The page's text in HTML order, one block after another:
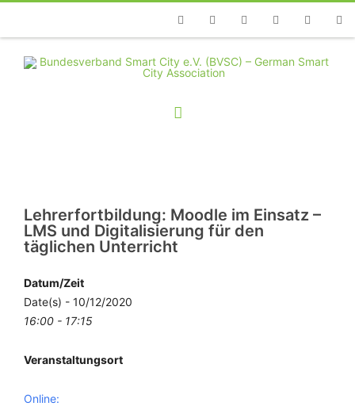
TelefonFacebookTwitterYoutubeInstagramLinkedin
Lehrerfortbildung: Moodle im Einsatz –
LMS und Digitalisierung für den
täglichen Unterricht
Datum/Zeit
Date(s) - 10/12/2020
16:00 - 17:15
Veranstaltungsort
Online: